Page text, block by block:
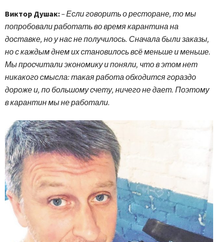
Виктор Душак:– Если говорить о ресторане, то мы
попробовали работать во время карантина на
доставке, но у нас не получилось. Сначала были заказы,
но с каждым днем их становилось всё меньше и меньше.
Мы просчитали экономику и поняли, что в этом нет
никакого смысла: такая работа обходится гораздо
дороже и, по большому счету, ничего не дает. Поэтому
в карантин мы не работали.